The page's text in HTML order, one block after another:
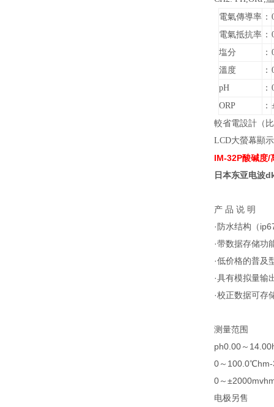
電氣傳導率 ：
電氣抵抗率 ：
塩分
：
溫度
：
pH
：
ORP
：
較省電設計（
LCD大螢幕顯
IM-32P酸碱度/
日本东亚电波
产 品 说 明
·防水结构（
·带数据存储功
·低价格的普及
·具有模拟量输
·校正数据可存
测量范围
ph0.00～
0～100.0℃hm-
0～
电极另售